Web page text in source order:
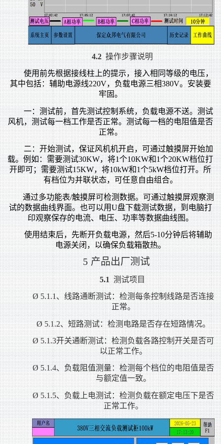
4.2 操作步骤说明
使用前先根据接线柱上的提示，接入相同等级的电压，
其中包括：辅助电源线220V，负载电源三相380V。安装要
牢固。
一：测试前，首先测试控制系统，负载电源不送。测试
风机，测试每一档工作是否正常。测试每一档的电阻值是否
正常。
二：开始测试，保证风机机开启，可通过触摸屏开始加
载。例如：需要测试30KW，将1个10KW和1个20KW档位打
开即可；需要测试15KW，将10kW和1个5kW档位打开。所
有档位为并联状态，可任意自由组合。
通过多功能表/触摸屏可检测数据。可通过触摸屏观察测
试的数据曲线界面。也可以用U盘下载测试数据，到电脑打
印观察保存的电流、电压、功率等数据曲线图。
使用结束后，先断开负载电源，然后5-10分钟后将辅助
电源关闭，以确保负载箱散热。
5 产品出厂测试
5.1 测试项目
Ø 5.1.1、线路通断测试：检测每条控制线路是否连接
正常。
Ø 5.1.2、短路测试：检测电路是否存在短路情况。
Ø 5.1.3开关通断测试：检测负载各路控制开关是否可
以正常工作。
Ø 5.1.4、负载阻值测量：检测每个档位的电阻值是否
与额定值一致。
Ø 5.1.5、负载上电测试：检测负载在额定电压下是否
正常工作。